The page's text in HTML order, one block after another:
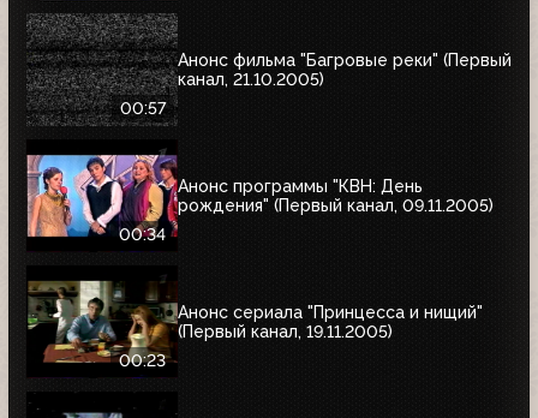
00:57
Анонс фильма "Багровые реки" (Первый
канал, 21.10.2005)
00:34
Анонс программы "КВН: День
рождения" (Первый канал, 09.11.2005)
00:23
Анонс сериала "Принцесса и нищий"
(Первый канал, 19.11.2005)